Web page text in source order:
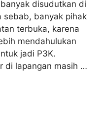
disudutkan di
sebab, banyak pihak
terbuka, karena
mendahulukan
jadi P3K.
di lapangan masih …